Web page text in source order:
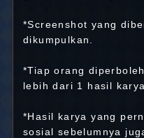
*Screenshot yang
dikumpulkan.
*Tiap orang
lebih dari 1 hasil karya.
*Hasil karya yang
sosial sebelumnya